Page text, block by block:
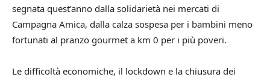
segnata quest’anno dalla solidarietà nei mercati di
Campagna Amica, dalla calza sospesa per i bambini meno
fortunati al pranzo gourmet a km 0 per i più poveri.
Le difficoltà economiche, il lockdown e la chiusura dei